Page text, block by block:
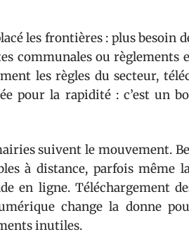
les frontières : plus besoin
communales ou règlements
les règles du secteur,
pour la rapidité : c’est un
suivent le mouvement.
à distance, parfois même
en ligne. Téléchargement
change la donne
inutiles.